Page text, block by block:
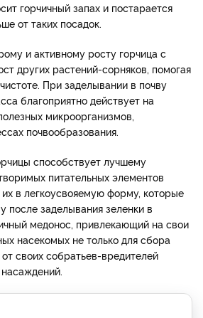
горчичный запах и постарается
от таких посадок.
и активному росту горчица с
других растений-сорняков, помогая
При заделывании в почву
благоприятно действует на
микроорганизмов,
почвообразования.
способствует лучшему
питательных элементов
в легкоусвояемую форму, которые
после заделывания зеленки в
медонос, привлекающий на свои
насекомых не только для сбора
своих собратьев-вредителей